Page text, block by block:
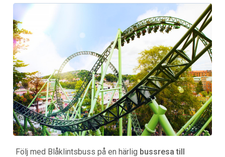
Följ med Blåklintsbuss på en härlig bussresa till